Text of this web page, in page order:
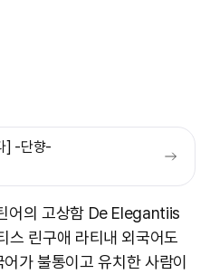
] -단향-
어의 고상함 De Elegantiis
린구애 라티내 외국어도
가 불통이고 유치한 사람이